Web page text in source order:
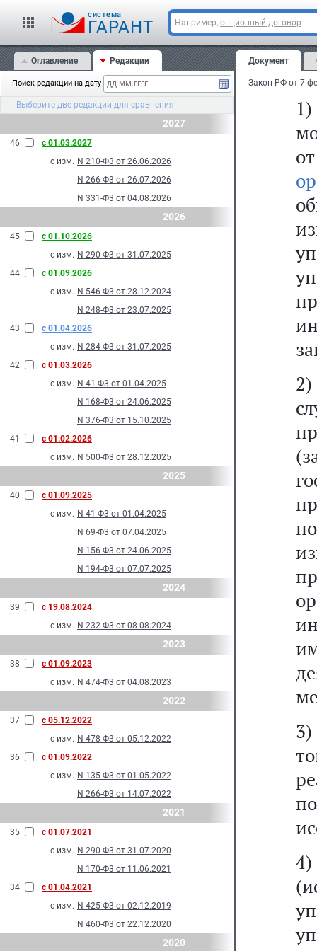
cистема
ГАРАНТ Например, опционный договор
Оглавление Редакции
Поиск редакции на дату
Выберите две редакции для сравнения
2027
46
с 01.03.2027
с изм. N 210-Ф3 от 26.06.2026
N 266-Ф3 от 26.07.2026
N 331-Ф3 от 04.08.2026
2026
45
с 01.10.2026
с изм. N 290-Ф3 от 31.07.2025
44
с 01.09.2026
с изм. N 546-Ф3 от 28.12.2024
N 248-Ф3 от 23.07.2025
43
с 01.04.2026
с изм. N 284-Ф3 от 31.07.2025
42
с 01.03.2026
с изм. N 41-Ф3 от 01.04.2025
N 168-Ф3 от 24.06.2025
N 376-Ф3 от 15.10.2025
41
с 01.02.2026
с изм. N 500-Ф3 от 28.12.2025
2025
40
с 01.09.2025
с изм. N 41-Ф3 от 01.04.2025
N 69-Ф3 от 07.04.2025
N 156-Ф3 от 24.06.2025
N 194-Ф3 от 07.07.2025
2024
39
с 19.08.2024
с изм. N 232-Ф3 от 08.08.2024
2023
38
с 01.09.2023
с изм. N 474-Ф3 от 04.08.2023
2022
37
с 05.12.2022
с изм. N 478-Ф3 от 05.12.2022
36
с 01.09.2022
с изм. N 135-Ф3 от 01.05.2022
N 266-Ф3 от 14.07.2022
2021
35
с 01.07.2021
с изм. N 290-Ф3 от 31.07.2020
N 170-Ф3 от 11.06.2021
34
с 01.04.2021
с изм. N 425-Ф3 от 02.12.2019
N 460-Ф3 от 22.12.2020
2020
Документ